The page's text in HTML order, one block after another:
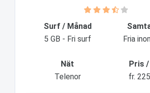
Surf / Månad
5 GB - Fri surf
Fria
Nät
Telenor
Pris /
fr.